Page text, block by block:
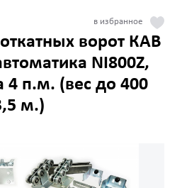
ворот КАВ
NI800Z,
4 п.м. (вес до 400
м.)